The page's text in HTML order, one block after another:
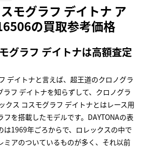
モグラフ デイトナ ア
の買取参考価格
グラフ デイトナは高額査定
デイトナと言えば、超王道のクロノグラ
ラフ デイトナを知らずして、クロノグラ
クス コスモグラフ デイトナとはレース用
を搭載したモデルです。DAYTONAの表
は1969年ごろからで、ロレックスの中で
ミアのついているものが多く、それ以前